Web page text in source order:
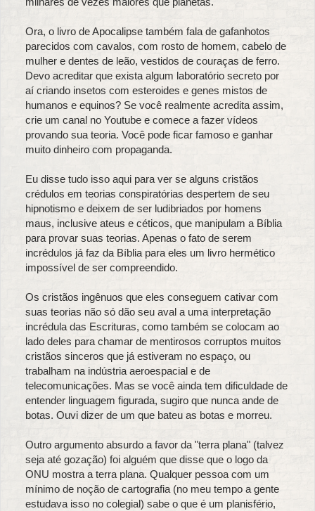
Ora, o livro de Apocalipse também fala de gafanhotos
parecidos com cavalos, com rosto de homem, cabelo de
mulher e dentes de leão, vestidos de couraças de ferro.
Devo acreditar que exista algum laboratório secreto por
aí criando insetos com esteroides e genes mistos de
humanos e equinos? Se você realmente acredita assim,
crie um canal no Youtube e comece a fazer vídeos
provando sua teoria. Você pode ficar famoso e ganhar
muito dinheiro com propaganda.
Eu disse tudo isso aqui para ver se alguns cristãos
crédulos em teorias conspiratórias despertem de seu
hipnotismo e deixem de ser ludibriados por homens
maus, inclusive ateus e céticos, que manipulam a Bíblia
para provar suas teorias. Apenas o fato de serem
incrédulos já faz da Bíblia para eles um livro hermético
impossível de ser compreendido.
Os cristãos ingênuos que eles conseguem cativar com
suas teorias não só dão seu aval a uma interpretação
incrédula das Escrituras, como também se colocam ao
lado deles para chamar de mentirosos corruptos muitos
cristãos sinceros que já estiveram no espaço, ou
trabalham na indústria aeroespacial e de
telecomunicações. Mas se você ainda tem dificuldade de
entender linguagem figurada, sugiro que nunca ande de
botas. Ouvi dizer de um que bateu as botas e morreu.
Outro argumento absurdo a favor da "terra plana" (talvez
seja até gozação) foi alguém que disse que o logo da
ONU mostra a terra plana. Qualquer pessoa com um
mínimo de noção de cartografia (no meu tempo a gente
estudava isso no colegial) sabe o que é um planisfério,